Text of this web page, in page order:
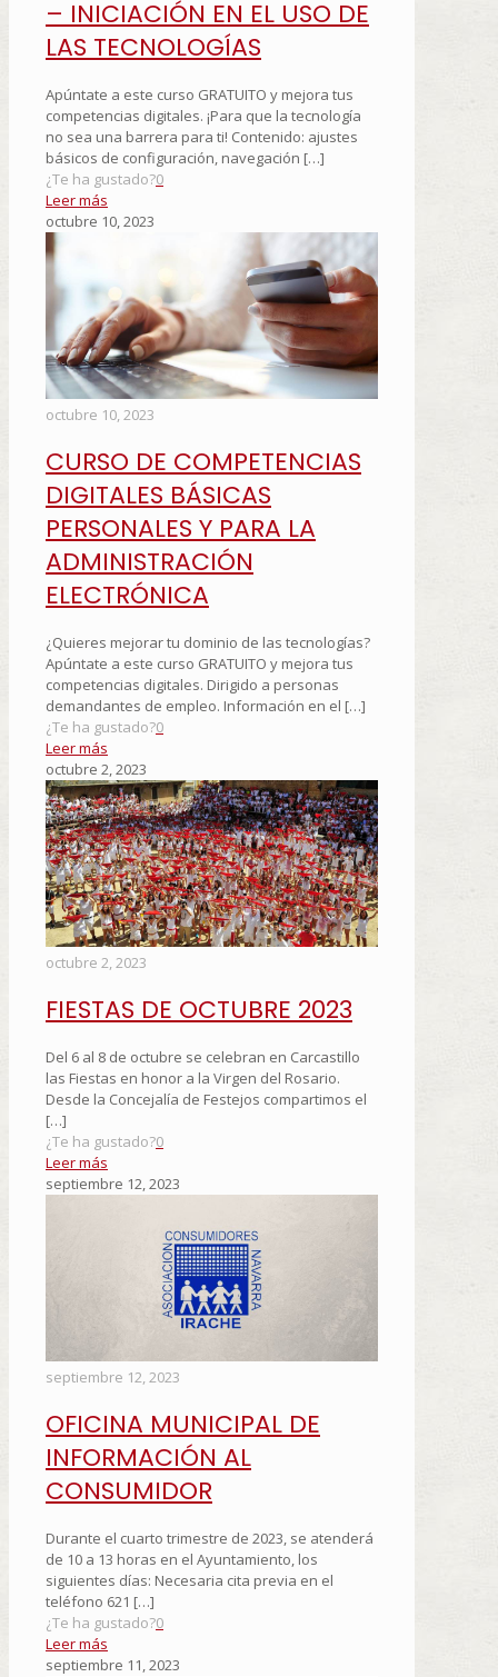
– INICIACIÓN EN EL USO DE
LAS TECNOLOGÍAS
Apúntate a este curso GRATUITO y mejora tus
competencias digitales. ¡Para que la tecnología
no sea una barrera para ti! Contenido: ajustes
básicos de configuración, navegación […]
¿Te ha gustado?0
Leer más
octubre 10, 2023
octubre 10, 2023
CURSO DE COMPETENCIAS
DIGITALES BÁSICAS
PERSONALES Y PARA LA
ADMINISTRACIÓN
ELECTRÓNICA
¿Quieres mejorar tu dominio de las tecnologías?
Apúntate a este curso GRATUITO y mejora tus
competencias digitales. Dirigido a personas
demandantes de empleo. Información en el […]
¿Te ha gustado?0
Leer más
octubre 2, 2023
octubre 2, 2023
FIESTAS DE OCTUBRE 2023
Del 6 al 8 de octubre se celebran en Carcastillo
las Fiestas en honor a la Virgen del Rosario.
Desde la Concejalía de Festejos compartimos el
[…]
¿Te ha gustado?0
Leer más
septiembre 12, 2023
septiembre 12, 2023
OFICINA MUNICIPAL DE
INFORMACIÓN AL
CONSUMIDOR
Durante el cuarto trimestre de 2023, se atenderá
de 10 a 13 horas en el Ayuntamiento, los
siguientes días: Necesaria cita previa en el
teléfono 621 […]
¿Te ha gustado?0
Leer más
septiembre 11, 2023